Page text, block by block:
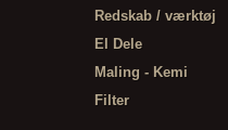
Redskab / værktøj
El Dele
Maling - Kemi
Filter